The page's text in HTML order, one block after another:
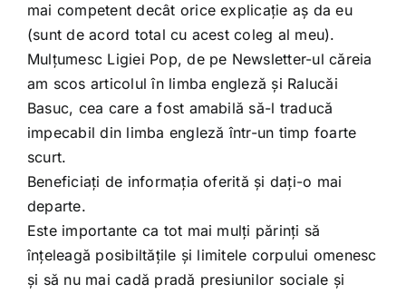
Tratamente naturale
Iubim fructele
mai competent decât orice explicație aș da eu
(sunt de acord total cu acest coleg al meu).
Mulțumesc Ligiei Pop, de pe Newsletter-ul căreia
am scos articolul în limba engleză și Ralucăi
Basuc, cea care a fost amabilă să-l traducă
impecabil din limba engleză într-un timp foarte
scurt.
Beneficiați de informația oferită și dați-o mai
departe.
Este importante ca tot mai mulți părinți să
înțeleagă posibiltățile și limitele corpului omenesc
și să nu mai cadă pradă presiunilor sociale și